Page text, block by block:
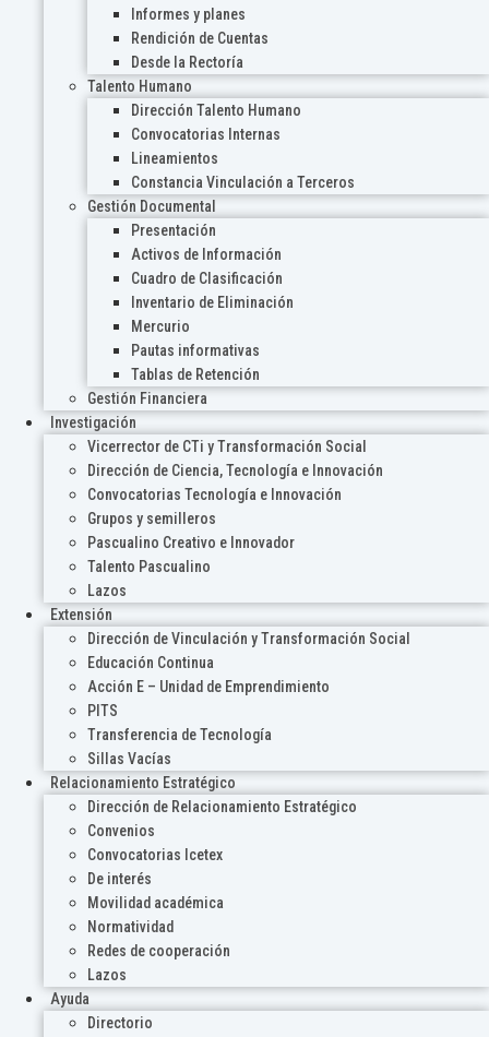
Informes y planes
Rendición de Cuentas
Desde la Rectoría
Talento Humano
Dirección Talento Humano
Convocatorias Internas
Lineamientos
Constancia Vinculación a Terceros
Gestión Documental
Presentación
Activos de Información
Cuadro de Clasificación
Inventario de Eliminación
Mercurio
Pautas informativas
Tablas de Retención
Gestión Financiera
Investigación
Vicerrector de CTi y Transformación Social
Dirección de Ciencia, Tecnología e Innovación
Convocatorias Tecnología e Innovación
Grupos y semilleros
Pascualino Creativo e Innovador
Talento Pascualino
Lazos
Extensión
Dirección de Vinculación y Transformación Social
Educación Continua
Acción E – Unidad de Emprendimiento
PITS
Transferencia de Tecnología
Sillas Vacías
Relacionamiento Estratégico
Dirección de Relacionamiento Estratégico
Convenios
Convocatorias Icetex
De interés
Movilidad académica
Normatividad
Redes de cooperación
Lazos
Ayuda
Directorio